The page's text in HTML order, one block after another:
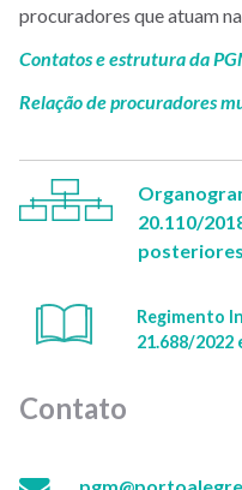
procuradores que atuam
Contatos e estrutura da
Relação de procuradores
20.110/
Regimento
21.688/
Contato
E-